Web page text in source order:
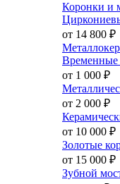
Коронки и
от 14 800 ₽
Временные
от 1 000 ₽
от 2 000 ₽
от 10 000 ₽
Золотые
от 15 000 ₽
Зубной